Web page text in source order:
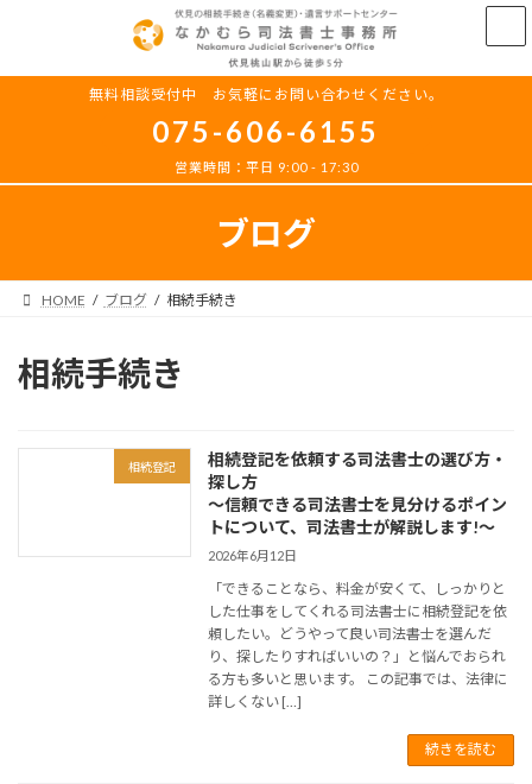
ン
ー
無料相談受付中 お気軽にお問い合わせください。
075-606-6155
営業時間：平日 9:00 - 17:30
ブログ
HOME ブログ 相続手続き
相続手続き
相続登記
相続登記を依頼する司法書士の選び方・
探し方
～信頼できる司法書士を見分けるポイン
トについて、司法書士が解説します!～
2026年6月12日
「できることなら、料金が安くて、しっかりと
した仕事をしてくれる司法書士に相続登記を依
頼したい。どうやって良い司法書士を選んだ
り、探したりすればいいの？」と悩んでおられ
る方も多いと思います。 この記事では、法律に
詳しくない […]
続きを読む